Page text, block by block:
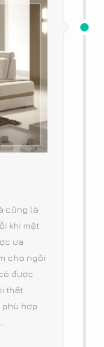
cũng là
khi mệt
ưa
cho ngôi
được
thất
hợp